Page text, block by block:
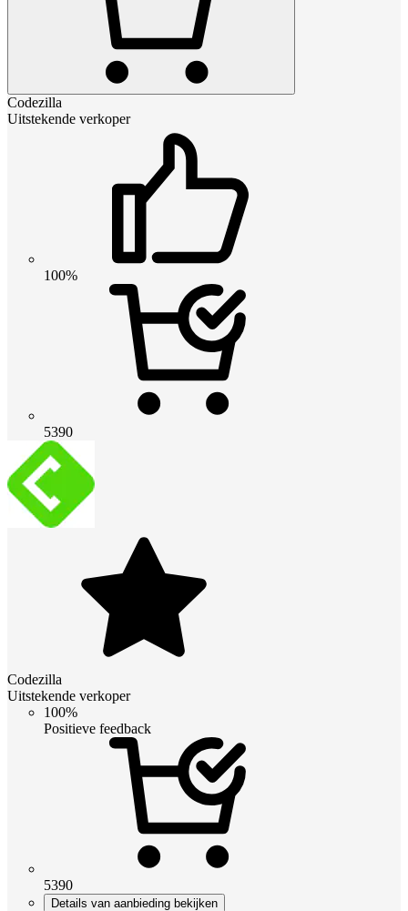
Codezilla
Uitstekende verkoper
100%
5390
Codezilla
Uitstekende verkoper
100%
Positieve feedback
5390
Details van aanbieding bekijken